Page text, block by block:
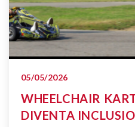
05/05/2026
WHEELCHAIR
DIVENTA